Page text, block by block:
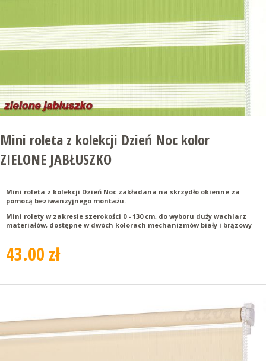
Mini roleta z kolekcji Dzień Noc kolor
ZIELONE JABŁUSZKO
Mini roleta z kolekcji Dzień Noc zakładana na skrzydło okienne za
pomocą beziwanzyjnego montażu.
Mini rolety w zakresie szerokości 0 - 130 cm, do wyboru duży wachlarz
materiałów, dostępne w dwóch kolorach mechanizmów biały i brązowy
43.00 zł